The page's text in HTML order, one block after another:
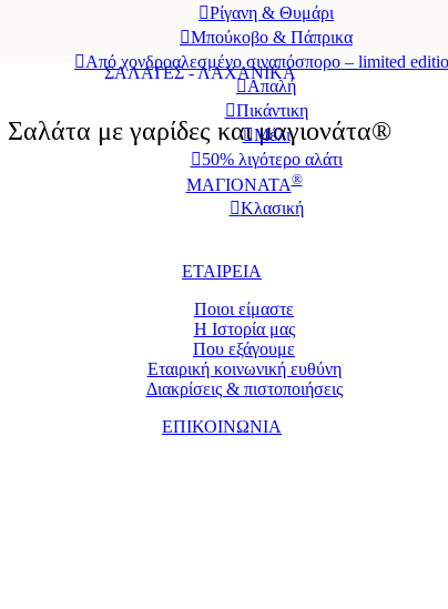
Ρίγανη & Θυμάρι
Μπούκοβο & Πάπρικα
Από χονδροαλεσμένο σιναπόσπορο – limited
Απαλή
Πικάντικη
Μέλι
50% λιγότερο αλάτι
ΜΑΓΙΟΝΑΤΑ®
Κλασική
ΕΤΑΙΡΕΙΑ
Ποιοι είμαστε
Η Ιστορία μας
Που εξάγουμε
Εταιρική κοινωνική ευθύνη
Διακρίσεις & πιστοποιήσεις
ΕΠΙΚΟΙΝΩΝΙΑ
ΣΑΛΑΤΕΣ - ΛΑΧΑΝΙΚΑ
Σαλάτα με γαρίδες και μαγιονάτα®